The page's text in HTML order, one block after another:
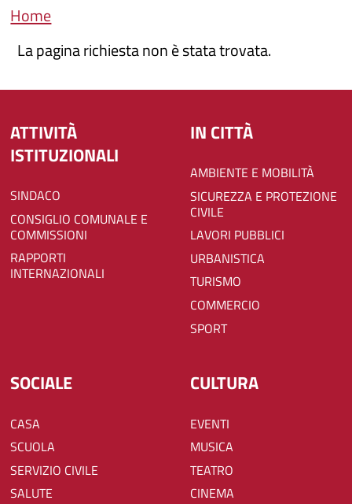
Briciole di pane
Home
La pagina richiesta non è stata trovata.
ATTIVITÀ
ISTITUZIONALI
SINDACO
CONSIGLIO COMUNALE E
COMMISSIONI
RAPPORTI
INTERNAZIONALI
IN CITTÀ
AMBIENTE E MOBILITÀ
SICUREZZA E PROTEZIONE
CIVILE
LAVORI PUBBLICI
URBANISTICA
TURISMO
COMMERCIO
SPORT
SOCIALE
CASA
SCUOLA
SERVIZIO CIVILE
SALUTE
CULTURA
EVENTI
MUSICA
TEATRO
CINEMA